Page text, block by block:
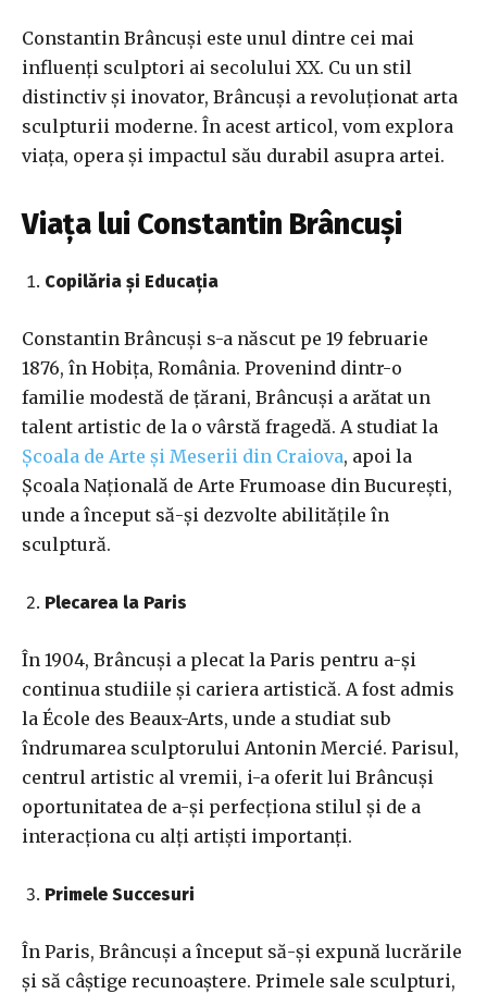
Constantin Brâncuși este unul dintre cei mai
influenți sculptori ai secolului XX. Cu un stil
distinctiv și inovator, Brâncuși a revoluționat arta
sculpturii moderne. În acest articol, vom explora
viața, opera și impactul său durabil asupra artei.
Viața lui Constantin Brâncuși
Copilăria și Educația
Constantin Brâncuși s-a născut pe 19 februarie
1876, în Hobița, România. Provenind dintr-o
familie modestă de țărani, Brâncuși a arătat un
talent artistic de la o vârstă fragedă. A studiat la
Școala de Arte și Meserii din Craiova, apoi la
Școala Națională de Arte Frumoase din București,
unde a început să-și dezvolte abilitățile în
sculptură.
Plecarea la Paris
În 1904, Brâncuși a plecat la Paris pentru a-și
continua studiile și cariera artistică. A fost admis
la École des Beaux-Arts, unde a studiat sub
îndrumarea sculptorului Antonin Mercié. Parisul,
centrul artistic al vremii, i-a oferit lui Brâncuși
oportunitatea de a-și perfecționa stilul și de a
interacționa cu alți artiști importanți.
Primele Succesuri
În Paris, Brâncuși a început să-și expună lucrările
și să câștige recunoaștere. Primele sale sculpturi,